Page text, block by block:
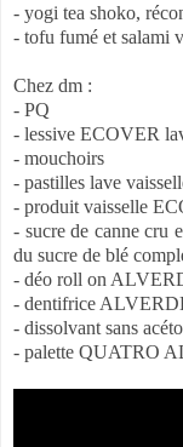
- yogi tea shoko,
- tofu fumé et salami
Chez dm :
- PQ
- lessive ECOVER
- mouchoirs
- pastilles lave
- produit vaisselle
- sucre de canne cru
du sucre de blé
- déo roll on
- dentifrice
- dissolvant sans
- palette QUATRO